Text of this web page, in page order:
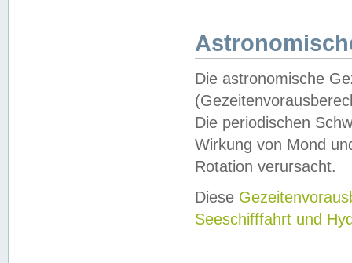
Die astronomische
Die periodischen
Wirkung von Mond
Rotation verursacht.
Diese
Seeschifffahrt und